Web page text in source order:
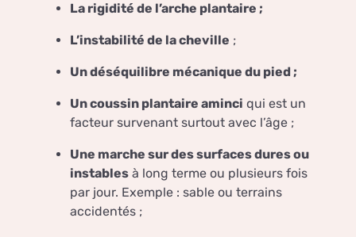
La rigidité de l’arche plantaire ;
L’instabilité de la cheville ;
Un déséquilibre mécanique du pied ;
Un coussin plantaire aminci qui est un
facteur survenant surtout avec l’âge ;
Une marche sur des surfaces dures ou
instables à long terme ou plusieurs fois
par jour. Exemple : sable ou terrains
accidentés ;